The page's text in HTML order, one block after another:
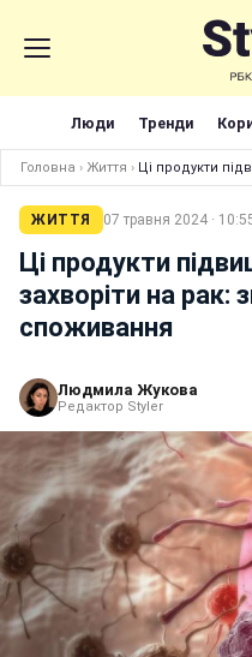
Люди Тренди
Головна › Життя › Ці продукти
ЖИТТЯ 07 травня 2024 ·
Ці продукти
захворіти на рак:
споживання
Людмила Жукова
Редактор Styler